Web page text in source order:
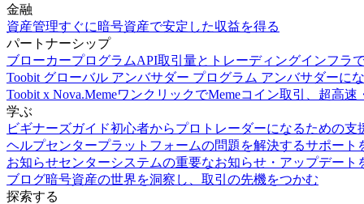
金融
資産管理すぐに暗号資産で安定した収益を得る
パートナーシップ
ブローカープログラムAPI取引量とトレーディングインフラ
Toobit グローバル アンバサダー プログラム アンバサダーに
Toobit x Nova.MemeワンクリックでMemeコイン取引、超高
学ぶ
ビギナーズガイド初心者からプロトレーダーになるための支
ヘルプセンタープラットフォームの問題を解決するサポート
お知らせセンターシステムの重要なお知らせ・アップデート
ブログ暗号資産の世界を洞察し、取引の先機をつかむ
探索する